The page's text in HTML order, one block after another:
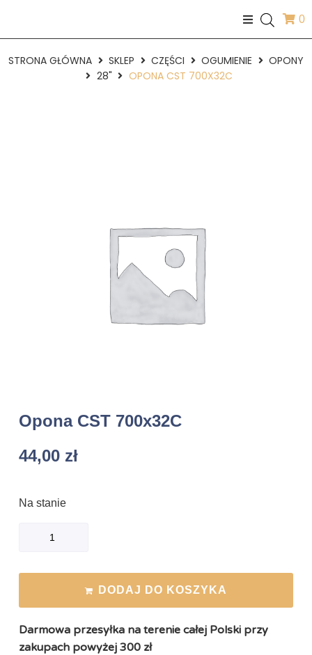
0
STRONA GŁÓWNA SKLEP CZĘŚCI OGUMIENIE
OPONY
28"
OPONA CST 700X32C
Opona CST 700x32C
44,00 zł
Na stanie
DODAJ DO KOSZYKA
Darmowa przesyłka na terenie całej Polski przy
zakupach powyżej 300 zł